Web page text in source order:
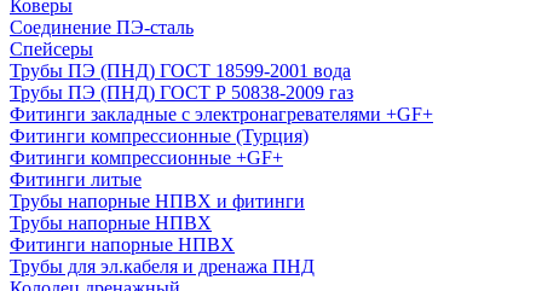
Коверы
Соединение ПЭ-сталь
Спейсеры
Трубы ПЭ (ПНД) ГОСТ 18599-2001 вода
Трубы ПЭ (ПНД) ГОСТ Р 50838-2009 газ
Фитинги закладные с электронагревателями +GF+
Фитинги компрессионные (Турция)
Фитинги компрессионные +GF+
Фитинги литые
Трубы напорные НПВХ и фитинги
Трубы напорные НПВХ
Фитинги напорные НПВХ
Трубы для эл.кабеля и дренажа ПНД